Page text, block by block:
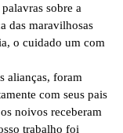
sobre a
das maravilhosas
o cuidado um com
alianças, foram
com seus pais
noivos receberam
trabalho foi